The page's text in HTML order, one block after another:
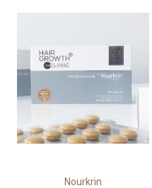
Nourkrin